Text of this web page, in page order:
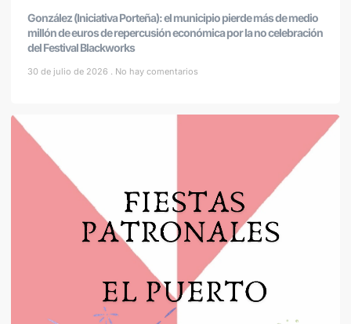
González (Iniciativa Porteña): el municipio pierde más de medio
millón de euros de repercusión económica por la no celebración
del Festival Blackworks
30 de julio de 2026 No hay comentarios